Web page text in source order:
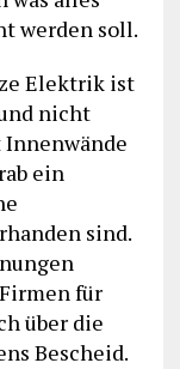
werden soll.
Elektrik ist
nicht
Innenwände
ein
sind.
für
über die
Bescheid.